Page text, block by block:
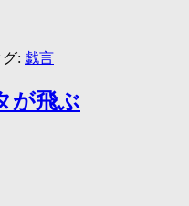
グ: 戯言
が飛ぶ